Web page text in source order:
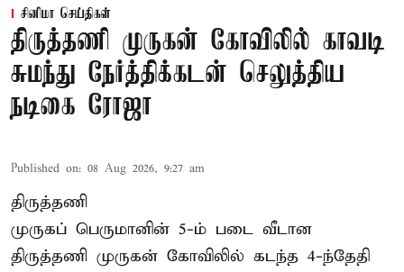
சினிமா செய்திகள்
திருத்தணி முருகன் கோவிலில் காவடி
சுமந்து நேர்த்திக்கடன் செலுத்திய
நடிகை ரோஜா
Published on: 08 Aug 2026, 9:27 am
திருத்தணி
முருகப் பெருமானின் 5-ம் படை வீடான
திருத்தணி முருகன் கோவிலில் கடந்த 4-ந்தேதி